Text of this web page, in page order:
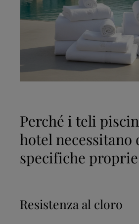
Perché i teli
hotel necessitano
specifiche proprie
Resistenza al cloro